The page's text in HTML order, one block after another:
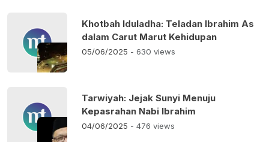
Khotbah Iduladha: Teladan Ibrahim As
dalam Carut Marut Kehidupan
05/06/2025 - 630 views
Tarwiyah: Jejak Sunyi Menuju
Kepasrahan Nabi Ibrahim
04/06/2025 - 476 views